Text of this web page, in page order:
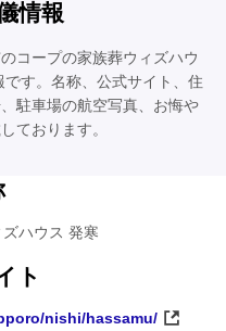
情報
コープの家族葬ウィズハウ
です。名称、公式サイト、住
駐車場の航空写真、お悔や
ております。
ハウス 発寒
ト
nishi/hassamu/